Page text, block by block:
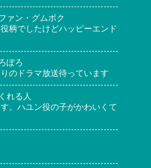
ァン・グムボク
柄でしたけどハッピーエンド
ぽろ
のドラマ放送待っています
れる人
。ハユン役の子がかわいくて